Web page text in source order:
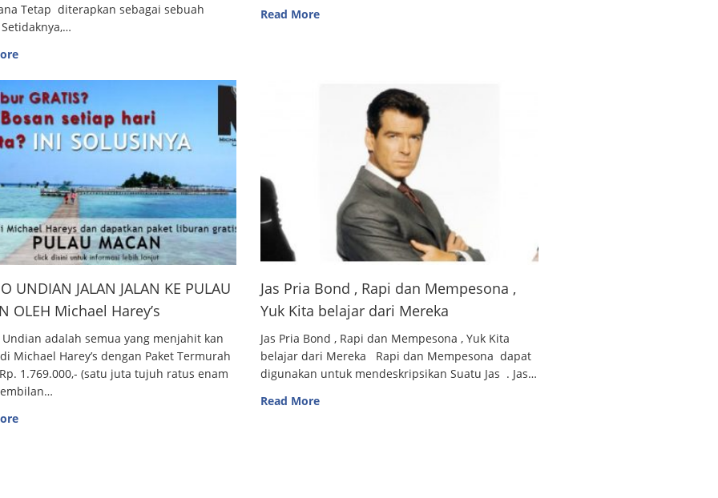
Tetap diterapkan sebagai sebuah
Read More
UNDIAN JALAN JALAN KE PULAU
OLEH Michael Harey’s
Undian adalah semua yang menjahit kan
Michael Harey’s dengan Paket Termurah
1.769.000,- (satu juta tujuh ratus enam
Jas Pria Bond , Rapi dan Mempesona ,
Yuk Kita belajar dari Mereka
Jas Pria Bond , Rapi dan Mempesona , Yuk Kita
belajar dari Mereka Rapi dan Mempesona dapat
digunakan untuk mendeskripsikan Suatu Jas . Jas…
Read More